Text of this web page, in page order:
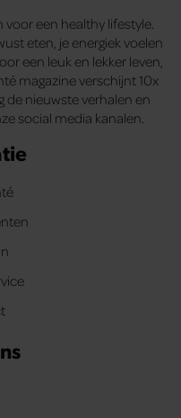
een healthy lifestyle.
eten, je energiek voelen
een leuk en lekker leven,
magazine verschijnt 10x
de nieuwste verhalen en
social media kanalen.